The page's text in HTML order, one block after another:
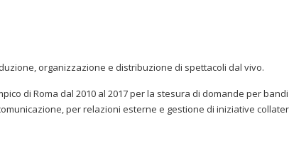
organizzazione e distribuzione di spettacoli dal vivo.
di Roma dal 2010 al 2017 per la stesura di domande per bandi
per relazioni esterne e gestione di iniziative